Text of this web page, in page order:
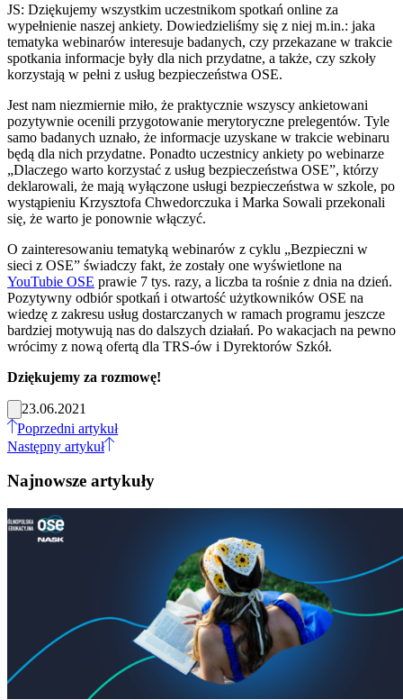
JS: Dziękujemy wszystkim uczestnikom spotkań online za
wypełnienie naszej ankiety. Dowiedzieliśmy się z niej m.in.: jaka
tematyka webinarów interesuje badanych, czy przekazane w trakcie
spotkania informacje były dla nich przydatne, a także, czy szkoły
korzystają w pełni z usług bezpieczeństwa OSE.
Jest nam niezmiernie miło, że praktycznie wszyscy ankietowani
pozytywnie ocenili przygotowanie merytoryczne prelegentów. Tyle
samo badanych uznało, że informacje uzyskane w trakcie webinaru
będą dla nich przydatne. Ponadto uczestnicy ankiety po webinarze
„Dlaczego warto korzystać z usług bezpieczeństwa OSE”, którzy
deklarowali, że mają wyłączone usługi bezpieczeństwa w szkole, po
wystąpieniu Krzysztofa Chwedorczuka i Marka Sowali przekonali
się, że warto je ponownie włączyć.
O zainteresowaniu tematyką webinarów z cyklu „Bezpieczni w
sieci z OSE” świadczy fakt, że zostały one wyświetlone na
YouTubie OSE prawie 7 tys. razy, a liczba ta rośnie z dnia na dzień.
Pozytywny odbiór spotkań i otwartość użytkowników OSE na
wiedzę z zakresu usług dostarczanych w ramach programu jeszcze
bardziej motywują nas do dalszych działań. Po wakacjach na pewno
wrócimy z nową ofertą dla TRS-ów i Dyrektorów Szkół.
Dziękujemy za rozmowę!
23.06.2021
Poprzedni artykuł
Następny artykuł
Najnowsze artykuły